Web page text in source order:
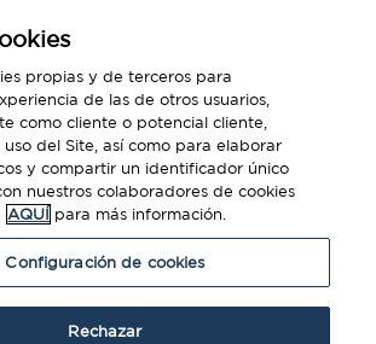
propias y de terceros para
de las de otros usuarios,
como cliente o potencial cliente,
del Site, así como para elaborar
y compartir un identificador único
nuestros colaboradores de cookies
AQUÍ para más información.
Configuración de cookies
Rechazar